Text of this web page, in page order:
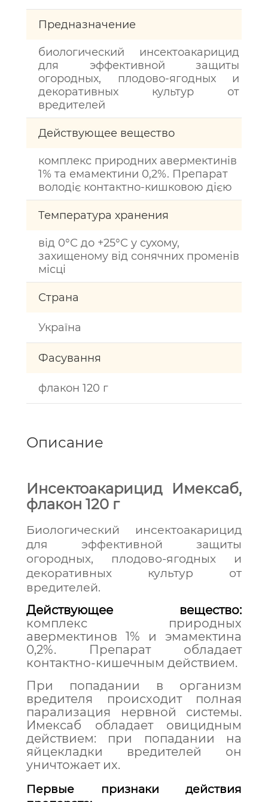
Предназначение
биологический инсектоакарицид
для эффективной защиты
огородных, плодово-ягодных и
декоративных культур от
вредителей
Действующее вещество
комплекс природних авермектинів
1% та емамектини 0,2%. Препарат
володіє контактно-кишковою дією
Температура хранения
від 0°С до +25°С у сухому,
захищеному від сонячних променів
місці
Страна
Україна
Фасування
флакон 120 г
Описание
Инсектоакарицид Имексаб,
флакон 120 г
Биологический инсектоакарицид
для эффективной защиты
огородных, плодово-ягодных и
декоративных культур от
вредителей.
Действующее вещество:
комплекс природных
авермектинов 1% и эмамектина
0,2%. Препарат обладает
контактно-кишечным действием.
При попадании в организм
вредителя происходит полная
парализация нервной системы.
Имексаб обладает овицидным
действием: при попадании на
яйцекладки вредителей он
уничтожает их.
Первые признаки действия